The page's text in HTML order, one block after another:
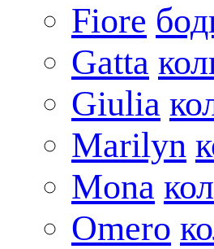
Fiore
Gatta
Giulia
Marilyn
Mona
Omero